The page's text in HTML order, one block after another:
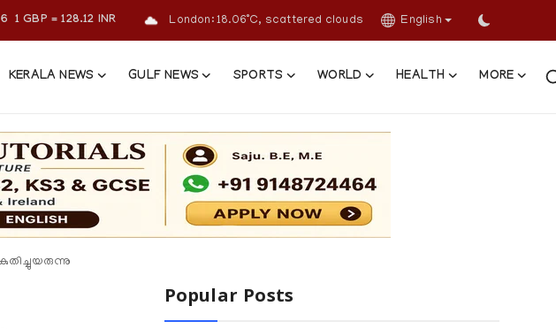
1 GBP = 128.12 INR London: 18.06°C, scattered clouds English
KERALA NEWS GULF NEWS SPORTS WORLD HEALTH MORE
Popular Posts